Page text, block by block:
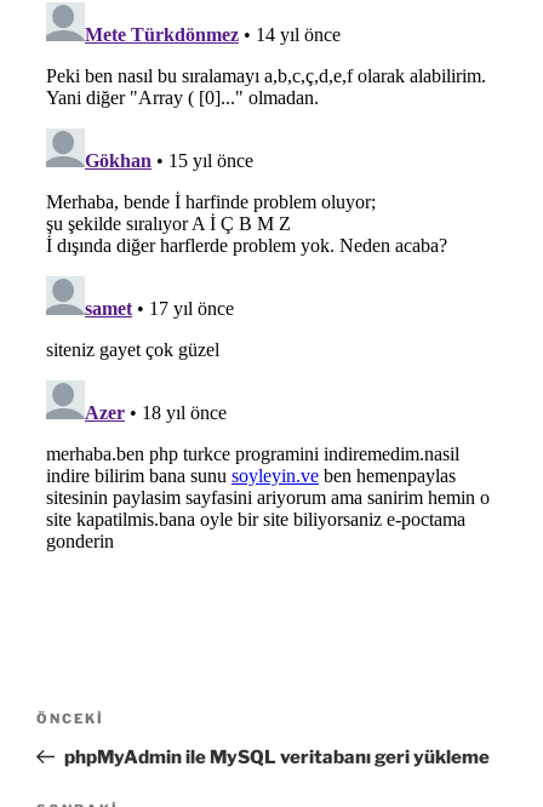
Yazı
Önceki
Yazı
ÖNCEKI
phpMyAdmin ile MySQL veritabanı geri yükleme